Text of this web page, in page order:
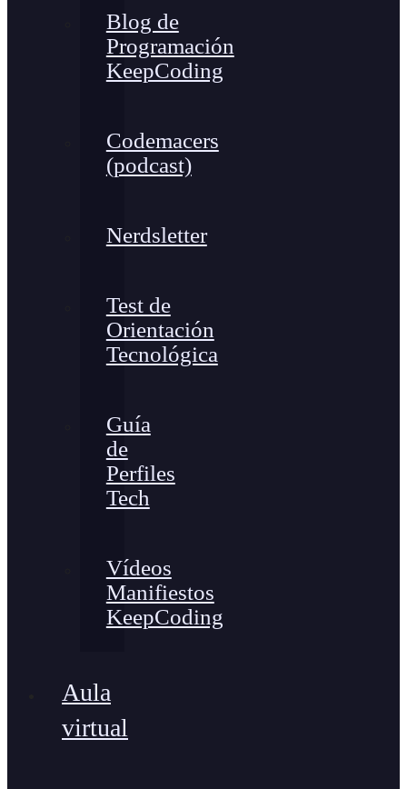
Blog de
Programación
KeepCoding
Codemacers
(podcast)
Nerdsletter
Test de
Orientación
Tecnológica
Guía
de
Perfiles
Tech
Vídeos
Manifiestos
KeepCoding
Aula
virtual